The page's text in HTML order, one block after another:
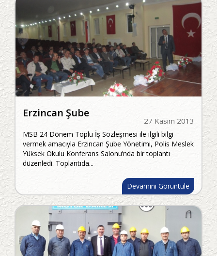
27 Kasım 2013
Erzincan Şube
MSB 24 Dönem Toplu İş Sözleşmesi ile ilgili bilgi
vermek amacıyla Erzincan Şube Yönetimi, Polis Meslek
Yüksek Okulu Konferans Salonu’nda bir toplantı
düzenledi. Toplantıda...
Devamını Görüntüle